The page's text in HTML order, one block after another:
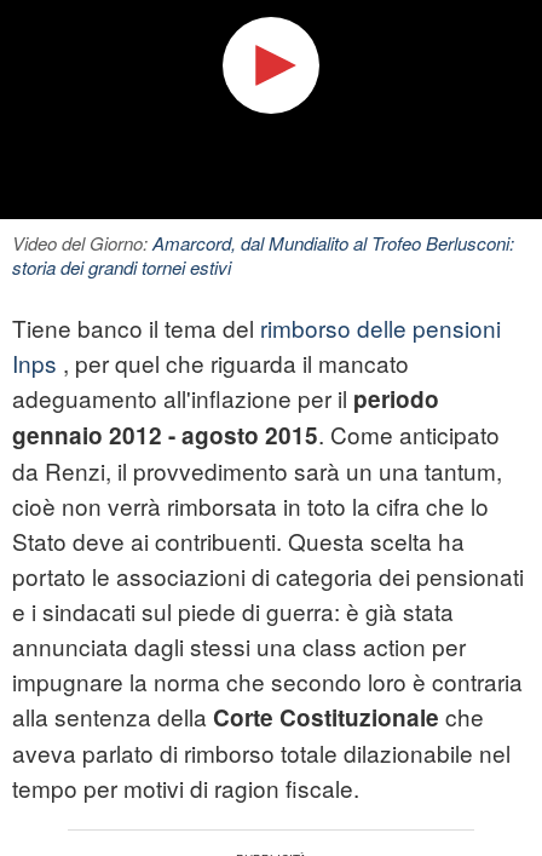
Video del Giorno:Amarcord, dal Mundialito al Trofeo Berlusconi:
storia dei grandi tornei estivi
Tiene banco il tema del rimborso delle pensioni
Inps , per quel che riguarda il mancato
adeguamento all'inflazione per il periodo
gennaio 2012 - agosto 2015. Come anticipato
da Renzi, il provvedimento sarà un una tantum,
cioè non verrà rimborsata in toto la cifra che lo
Stato deve ai contribuenti. Questa scelta ha
portato le associazioni di categoria dei pensionati
e i sindacati sul piede di guerra: è già stata
annunciata dagli stessi una class action per
impugnare la norma che secondo loro è contraria
alla sentenza della Corte Costituzionale che
aveva parlato di rimborso totale dilazionabile nel
tempo per motivi di ragion fiscale.